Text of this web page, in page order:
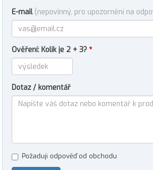
E-mail (nepovinný, pro upozornění na
Ověření: Kolik je 2 + 3? *
Dotaz / komentář
Požaduji odpověď od obchodu